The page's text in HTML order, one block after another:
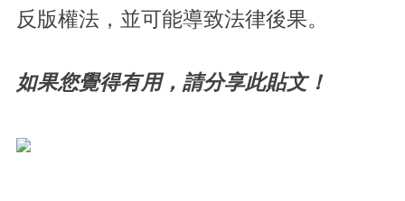
反版權法，並可能導致法律後果。
如果您覺得有用，請分享此貼文！